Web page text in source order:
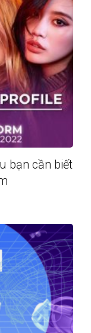
bạn cần biết